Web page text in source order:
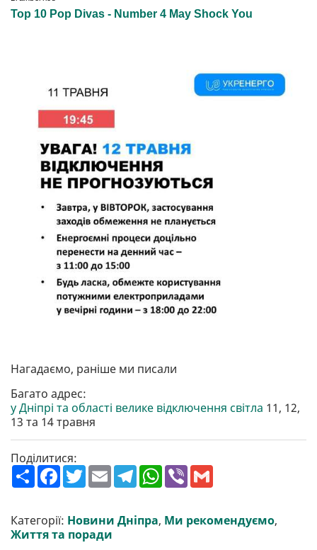
Нагадаємо, раніше ми писали
Багато адрес:
у Дніпрі та області велике відключення світла 11, 12,
13 та 14 травня
Поділитися:
П
о
ш
р
и
т
F
a
c
b
o
o
T
w
t
e
r
E
m
a
l
T
e
g
r
W
h
a
s
A
V
b
r l
Категорії: Новини Дніпра, Ми рекомендуємо,
Життя та поради